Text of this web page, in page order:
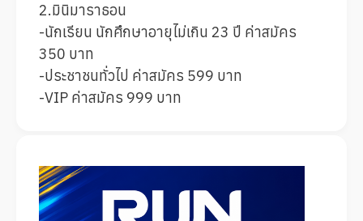
2.มินิมาราธอน
-นักเรียน นักศึกษาอายุไม่เกิน 23 ปี ค่าสมัคร
350 บาท
-ประชาชนทั่วไป ค่าสมัคร 599 บาท
-VIP ค่าสมัคร 999 บาท